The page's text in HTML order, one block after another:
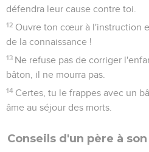
défendra leur cause contre toi.
12 Ouvre ton cœur à l'instruction
de la connaissance !
13 Ne refuse pas de corriger
bâton, il ne mourra pas.
14 Certes, tu le frappes avec un
âme au séjour des morts.
Conseils d'un père à